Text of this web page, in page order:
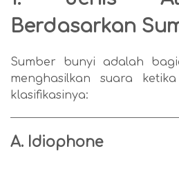
Berdasarkan
Sumber bunyi adalah
menghasilkan suara
klasifikasinya:
A. Idiophone